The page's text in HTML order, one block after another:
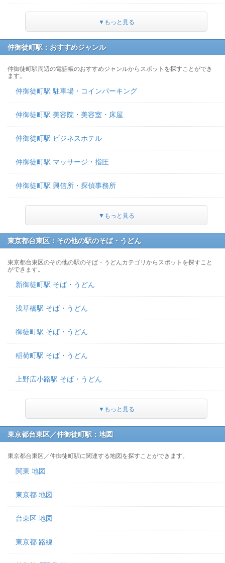
▼もっと見る
仲御徒町駅：おすすめジャンル
仲御徒町駅周辺の電話帳のおすすめジャンルからスポットを探すことができ
ます。
仲御徒町駅 駐車場・コインパーキング
仲御徒町駅 美容院・美容室・床屋
仲御徒町駅 ビジネスホテル
仲御徒町駅 マッサージ・指圧
仲御徒町駅 興信所・探偵事務所
▼もっと見る
東京都台東区：その他の駅のそば・うどん
東京都台東区のその他の駅のそば・うどんカテゴリからスポットを探すこと
ができます。
新御徒町駅 そば・うどん
浅草橋駅 そば・うどん
御徒町駅 そば・うどん
稲荷町駅 そば・うどん
上野広小路駅 そば・うどん
▼もっと見る
東京都台東区／仲御徒町駅：地図
東京都台東区／仲御徒町駅に関連する地図を探すことができます。
関東 地図
東京都 地図
台東区 地図
東京都 路線